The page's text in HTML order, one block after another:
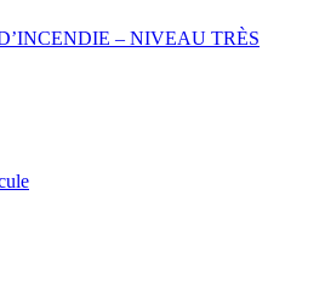
– NIVEAU TRÈS